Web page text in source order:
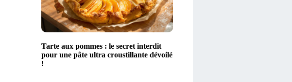
Tarte aux pommes : le secret interdit
pour une pâte ultra croustillante dévoilé
!